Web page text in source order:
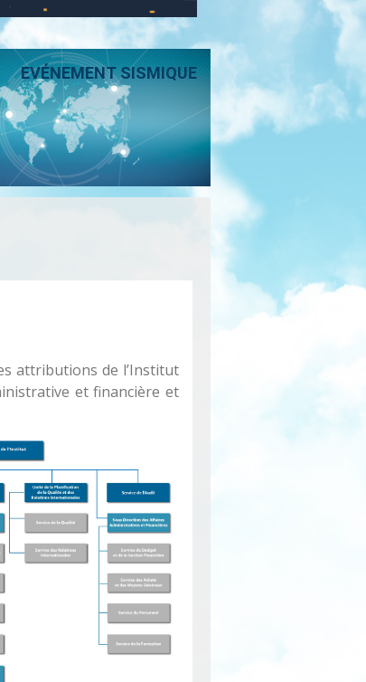
EVÉNEMENT SISMIQUE
attributions de l’Institut
et financière et